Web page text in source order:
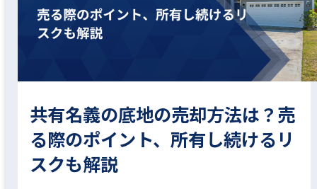
共有名義の底地の売却方法は？売
る際のポイント、所有し続けるリ
スクも解説